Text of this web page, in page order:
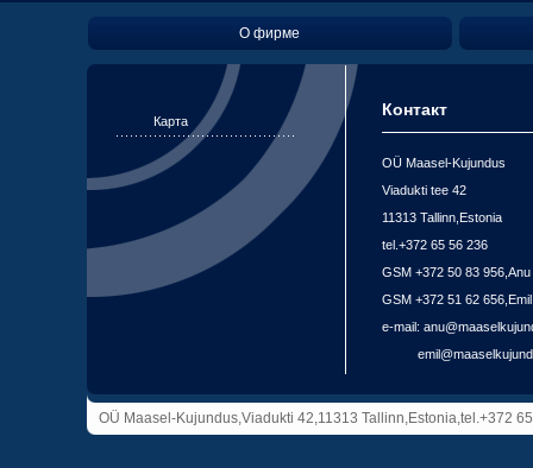
О фирме
Карта
Контакт
OÜ Maasel-Kujundus
Viadukti tee 42
11313 Tallinn,Estonia
tel.+372 65 56 236
GSM +372 50 83
GSM +372 51 62
e-mail:
OÜ Maasel-Kujundus,Viadukti 42,11313 Tallinn,Estonia,tel.+372